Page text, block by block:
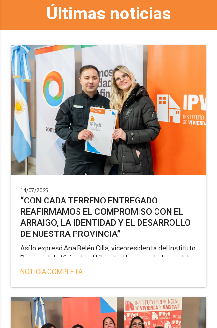
Últimas noticias
14/07/2025
“CON CADA TERRENO ENTREGADO
REAFIRMAMOS EL COMPROMISO CON EL
ARRAIGO, LA IDENTIDAD Y EL DESARROLLO
DE NUESTRA PROVINCIA”
Así lo expresó Ana Belén Cilla, vicepresidenta del Instituto
Provincial de Vivienda y Hábitat, al hacer un balance del
trabajo del organismo en el marco de la operatoria
salud y seguridad impulsada por el gobernador Gustavo
Melella.
NOTICIA COMPLETA